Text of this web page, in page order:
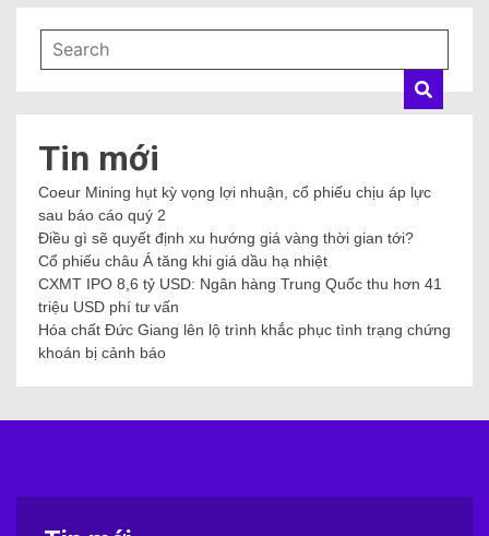
Tin mới
Coeur Mining hụt kỳ vọng lợi nhuận, cổ phiếu chịu áp lực
sau báo cáo quý 2
Điều gì sẽ quyết định xu hướng giá vàng thời gian tới?
Cổ phiếu châu Á tăng khi giá dầu hạ nhiệt
CXMT IPO 8,6 tỷ USD: Ngân hàng Trung Quốc thu hơn 41
triệu USD phí tư vấn
Hóa chất Đức Giang lên lộ trình khắc phục tình trạng chứng
khoán bị cảnh báo